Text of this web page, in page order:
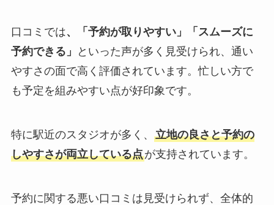
口コミでは、「予約が取りやすい」「スムーズに
予約できる」
といった声が多く見受けられ、通い
やすさの面で高く評価されています。忙しい方で
も予定を組みやすい点が好印象です。
特に駅近のスタジオが多く、 立地の良さと予約の
しやすさが両立している点が支持されています。
予約に関する悪い口コミは見受けられず、全体的